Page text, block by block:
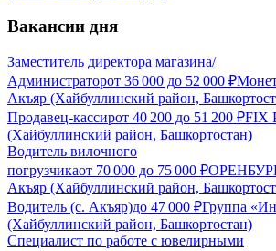
Вакансии дня
Заместитель директора магазина/
Администраторот 36 000 до 52 000 ₽
Акъяр (Хайбуллинский район,
Продавец-кассирот 40 200 до 51 200 ₽FIX
(Хайбуллинский район, Башкортостан)
Водитель вилочного
погрузчикаот 70 000 до 75 000 ₽
Акъяр (Хайбуллинский район,
Водитель (с. Акъяр)до 47 000 ₽Группа
(Хайбуллинский район, Башкортостан)
Специалист по работе с ювелирными